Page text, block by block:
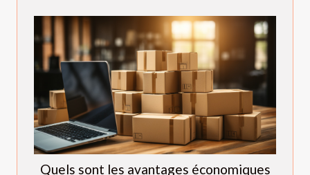
Quels sont les avantages économiques